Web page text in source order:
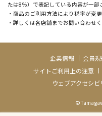
たは8％）で表記している内容が一部
・商品のご利用方法により税率が変
・詳しくは各店舗までお問い合わせく
企業情報 会員規
サイトご利用上の注意
ウェブアクセシ